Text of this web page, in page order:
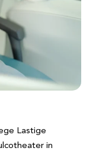
Lastige
in